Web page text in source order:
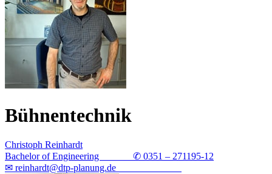
Bühnentechnik
Christoph Reinhardt
Bachelor of Engineering ✆ 0351 – 271195-12
✉ reinhardt@dtp-planung.de